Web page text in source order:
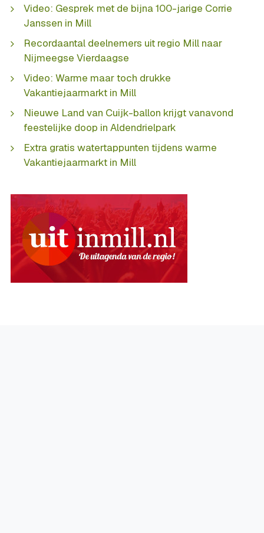
Video: Gesprek met de bijna 100-jarige Corrie
Janssen in Mill
Recordaantal deelnemers uit regio Mill naar
Nijmeegse Vierdaagse
Video: Warme maar toch drukke
Vakantiejaarmarkt in Mill
Nieuwe Land van Cuijk-ballon krijgt vanavond
feestelijke doop in Aldendrielpark
Extra gratis watertappunten tijdens warme
Vakantiejaarmarkt in Mill